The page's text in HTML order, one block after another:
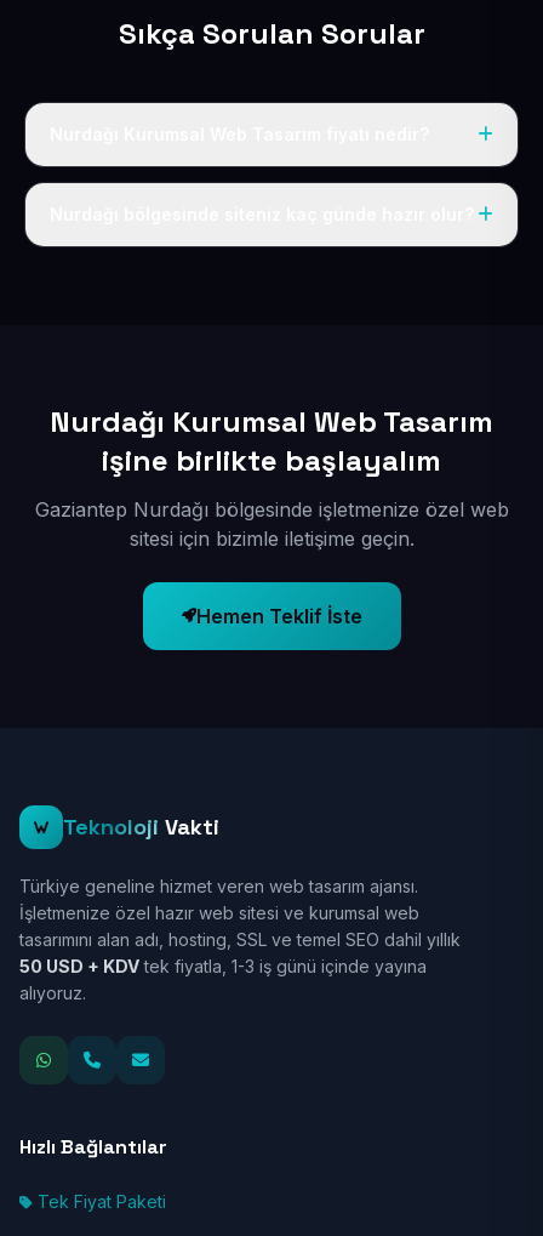
Sıkça Sorulan Sorular
Tek fiyat uygulanır: yıllık 50 USD + KDV. Bu bedele alan
Nurdağı Kurumsal Web Tasarım
işine birlikte başlayalım
Gaziantep Nurdağı bölgesinde işletmenize özel web
sitesi için bizimle iletişime geçin.
Hemen Teklif İste
Teknoloji Vakti
Türkiye geneline hizmet veren web tasarım ajansı.
İşletmenize özel hazır web sitesi ve kurumsal web
tasarımını alan adı, hosting, SSL ve temel SEO dahil yıllık
50 USD + KDVtek fiyatla, 1-3 iş günü içinde yayına
alıyoruz.
Hızlı Bağlantılar
Tek Fiyat Paketi